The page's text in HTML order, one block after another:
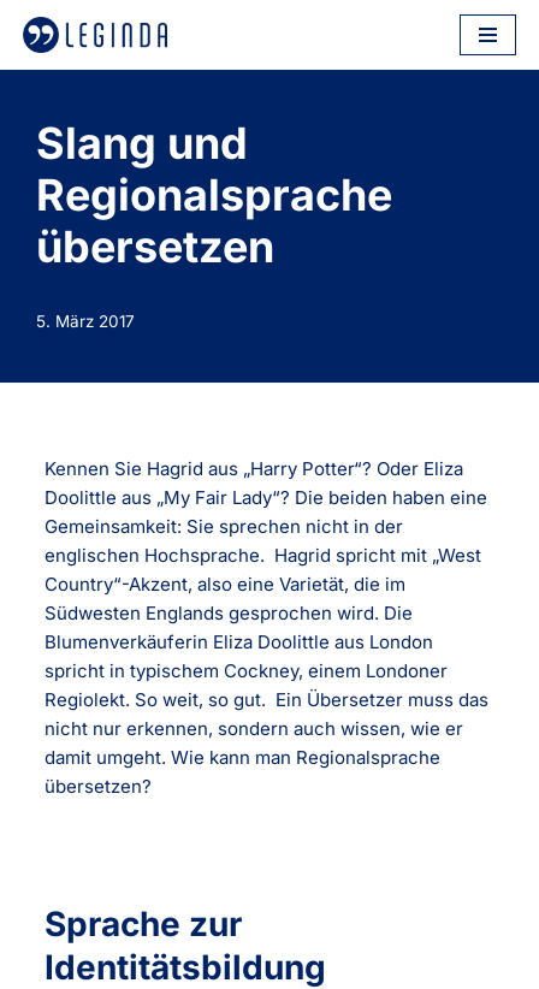
Zum
springen
Slang und
Regionalsprache
übersetzen
5. März 2017
Kennen Sie Hagrid aus „Harry Potter“? Oder Eliza
Doolittle aus „My Fair Lady“? Die beiden haben eine
Gemeinsamkeit: Sie sprechen nicht in der
englischen Hochsprache. Hagrid spricht mit „West
Country“-Akzent, also eine Varietät, die im
Südwesten Englands gesprochen wird. Die
Blumenverkäuferin Eliza Doolittle aus London
spricht in typischem Cockney, einem Londoner
Regiolekt. So weit, so gut. Ein Übersetzer muss das
nicht nur erkennen, sondern auch wissen, wie er
damit umgeht. Wie kann man Regionalsprache
übersetzen?
Sprache zur
Identitätsbildung